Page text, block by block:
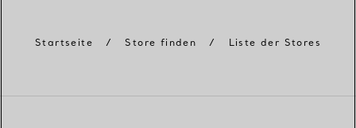
Startseite / Store finden / Liste der Stores